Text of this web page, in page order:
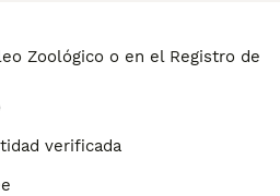
Zoológico o en el Registro de
verificada
tiene un Grifón
azul tiene un tamaño
hasta la cruz, con un
caracteriza (como
moteado azulado,